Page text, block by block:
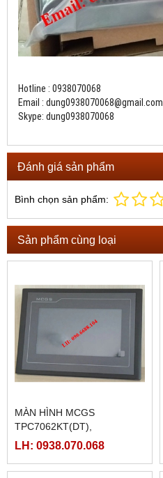
Hotline : 0938070068
Email : dung0938070068@gmail.com
Skype: dung0938070068
Đánh giá sản phẩm
Bình chọn sản phẩm:
Sản phẩm cùng loại
MÀN HÌNH MCGS
TPC7062KT(DT),
TPC7062TD(KT)
LH: 0938.070.068